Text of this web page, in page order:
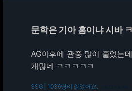
문학은 기아 홈이냐 시바
AG이후에 관중 많이 줄었는
개많네 ㅋㅋㅋㅋㅋ
SSG | 1036명이 읽었어요.